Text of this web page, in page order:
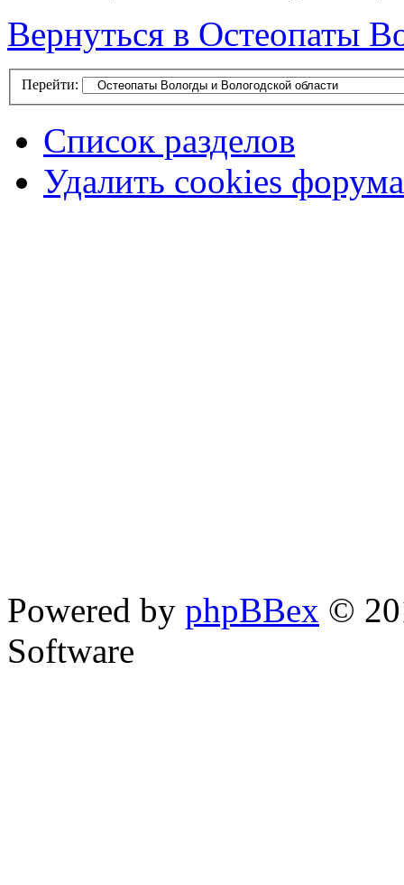
Вернуться в Остеопаты
Перейти:
Список разделов
Удалить cookies форума
Powered by phpBBex ©
Software